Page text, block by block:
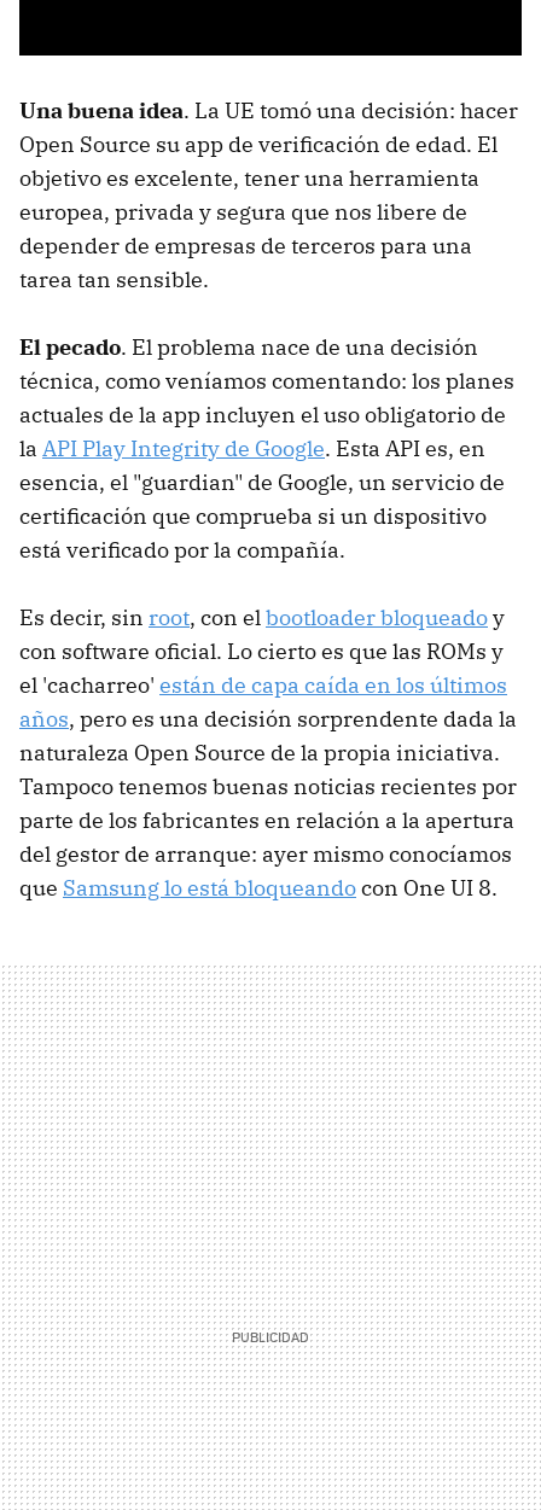
Una buena idea. La UE tomó una decisión: hacer
Open Source su app de verificación de edad. El
objetivo es excelente, tener una herramienta
europea, privada y segura que nos libere de
depender de empresas de terceros para una
tarea tan sensible.
El pecado. El problema nace de una decisión
técnica, como veníamos comentando: los planes
actuales de la app incluyen el uso obligatorio de
la API Play Integrity de Google. Esta API es, en
esencia, el "guardian" de Google, un servicio de
certificación que comprueba si un dispositivo
está verificado por la compañía.
Es decir, sin root, con elbootloader bloqueadoy
con software oficial. Lo cierto es que las ROMs y
el 'cacharreo' están de capa caída en los últimos
años, pero es una decisión sorprendente dada la
naturaleza Open Source de la propia iniciativa.
Tampoco tenemos buenas noticias recientes por
parte de los fabricantes en relación a la apertura
del gestor de arranque: ayer mismo conocíamos
que Samsung lo está bloqueandocon One UI 8.